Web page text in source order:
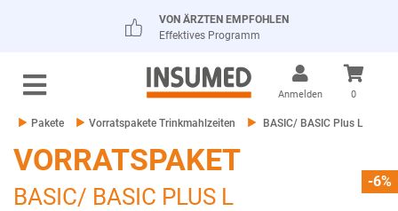
Anmelden 0
VON ÄRZTEN EMPFOHLEN
Effektives Programm
Pakete Vorratspakete Trinkmahlzeiten BASIC/ BASIC Plus L
VORRATSPAKET
BASIC/ BASIC PLUS L
-6%